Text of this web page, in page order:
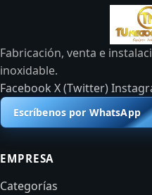
Fabricación, venta e
inoxidable.
FacebookX (Twitter)
Escríbenos por WhatsApp
EMPRESA
Categorías